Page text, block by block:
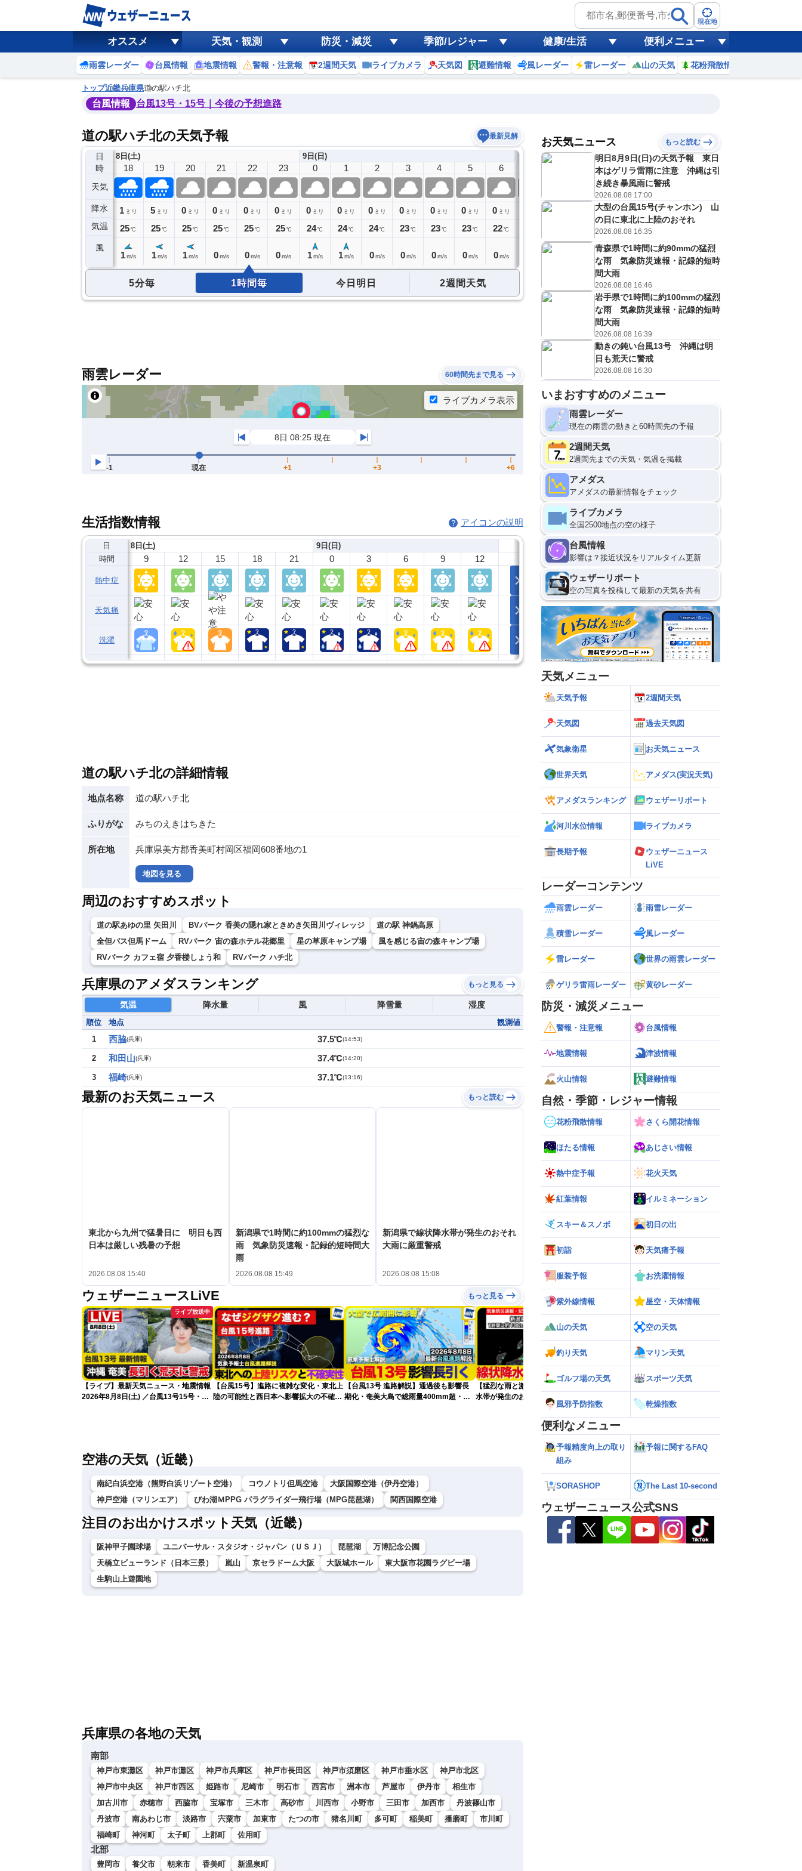
現在地
オススメ 天気・観測 防災・減災 季節/レジャー 健康/生活 便利メニュー
雨雲レーダー 台風情報 地震情報 警報・注意報 2週間天気 ライブカメラ 天気図 避難情報 風レーダー 雷レーダー 山の天気 花粉飛散情報
トップ近畿兵庫県道の駅ハチ北
台風情報 台風13号・15号｜今後の予想進路
道の駅ハチ北の天気予報 最新見解
日
時
天気
降水
気温
風
8日(土)
17
1ミリ
26℃
18
1 ミリ
25℃
1 m/s
19
5 ミリ
25℃
1 m/s
20
0 ミリ
25℃
1 m/s
21
0 ミリ
25℃
0 m/s
22
0 ミリ
25℃
0 m/s
23
0 ミリ
25 ℃
0m/s
9日(日)
0
0 ミリ
24℃
1 m/s
1
0 ミリ
24℃
1 m/s
2
0 ミリ
24℃
0 m/s
3
0 ミリ
23℃
0 m/s
4
0 ミリ
23℃
0 m/s
5
0 ミリ
23℃
0 m/s
6
0 ミリ
22℃
0 m/s
9
ミリ
℃
m/s
10
0ミリ
27℃
1m/s
11
0ミリ
28
1 m/s
12
0ミリ
1m/s
13
0ミリ
2 m/s
5分毎 1時間毎 今日明日 2週間天気
雨雲レーダー 60時間先まで見る
生活指数情報 アイコンの説明
日
時間
熱中症
天気痛
洗濯
8日(土)
9 12 15 18 21
9日(日)
0 3 6 9 12
道の駅ハチ北の詳細情報
地点名称 道の駅ハチ北
ふりがな みちのえきはちきた
所在地 兵庫県美方郡香美町村岡区福岡608番地の1
地図を見る
周辺のおすすめスポット
道の駅あゆの里 矢田川 BVパーク 香美の隠れ家ときめき矢田川ヴィレッジ
道の駅 神鍋高原
全但バス但馬ドーム
RVパーク 宙の森ホテル花郷里 星の草原キャンプ場
風を感じる宙の森キャンプ場
RVパーク カフェ宿 夕香楼しょう和
RVパーク ハチ北
兵庫県のアメダスランキング もっと見る
気温 降水量 風 降雪量 湿度
順位 地点
観測値
1
西脇(兵庫) 37.5℃(14:53)
2 和田山(兵庫) 37.4℃(14:20)
3 福崎(兵庫) 37.1℃(13:16)
最新のお天気ニュース もっと読む
東北から九州で猛暑日に 明日も西
日本は厳しい残暑の予想
2026.08.08 15:40
新潟県で1時間に約100mmの猛烈な
雨 気象防災速報・記録的短時間大
雨
2026.08.08 15:49
新潟県で線状降水帯が発生のおそれ
大雨に厳重警戒
2026.08.08 15:08
ウェザーニュースLiVE もっと見る
ライブ放送中
【ライブ】最新天気ニュース・地震情報
2026年8月8日(土) ／台風13号15号・ゲ
【台風15号】進路に複雑な変化・東北上
陸の可能性と西日本へ影響拡大の不確実
【台風13号 進路解説】通過後も影響長
期化・奄美大島で総雨量400mm超・高
【猛烈な雨と激しい雷雨】新潟は線状降
水帯が発生のおそれも＜気象防災速報・
【お盆と台風15号】台風は東北接近のお
それ 接近後はゲリラ雷雨の頻度高まる
空港の天気（近畿）
南紀白浜空港（熊野白浜リゾート空港） コウノトリ但馬空港
大阪国際空港（伊丹空港）
神戸空港（マリンエア）
びわ湖ＭPPG パラグライダー飛行場（MPG琵琶湖） 関西国際空港
注目のお出かけスポット天気（近畿）
阪神甲子園球場 ユニバーサル・スタジオ・ジャパン（ＵＳＪ） 琵琶湖
万博記念公園
天橋立ビューランド（日本三景）
嵐山 京セラドーム大阪 大阪城ホール
東大阪市花園ラグビー場
生駒山上遊園地
兵庫県の各地の天気
南部
神戸市東灘区 神戸市灘区 神戸市兵庫区 神戸市長田区 神戸市須磨区 神戸市垂水区
神戸市北区
神戸市中央区
神戸市西区 姫路市 尼崎市 明石市 西宮市 洲本市 芦屋市 伊丹市
相生市
加古川市
赤穂市 西脇市 宝塚市 三木市 高砂市 川西市 小野市 三田市 加西市
丹波篠山市
丹波市
南あわじ市 淡路市 宍粟市 加東市 たつの市 猪名川町 多可町 稲美町 播磨町
市川町
福崎町
神河町 太子町 上郡町 佐用町
北部
豊岡市 養父市 朝来市 香美町 新温泉町
お天気ニュース もっと読む
明日8月9日(日)の天気予報 東日
本はゲリラ雷雨に注意 沖縄は引
き続き暴風雨に警戒
2026.08.08 17:00
大型の台風15号(チャンホン) 山
の日に東北に上陸のおそれ
2026.08.08 16:35
青森県で1時間に約90mmの猛烈
な雨 気象防災速報・記録的短時
間大雨
2026.08.08 16:46
岩手県で1時間に約100mmの猛烈
な雨 気象防災速報・記録的短時
間大雨
2026.08.08 16:39
動きの鈍い台風13号 沖縄は明
日も荒天に警戒
2026.08.08 16:30
いまおすすめのメニュー
雨雲レーダー
現在の雨雲の動きと60時間先の予報
2週間天気
2週間先までの天気・気温を掲載
アメダス
アメダスの最新情報をチェック
ライブカメラ
全国2500地点の空の様子
台風情報
影響は？接近状況をリアルタイム更新
ウェザーリポート
空の写真を投稿して最新の天気を共有
天気メニュー
天気予報 2週間天気
天気図 過去天気図
気象衛星 お天気ニュース
世界天気 アメダス(実況天気)
アメダスランキング ウェザーリポート
河川水位情報 ライブカメラ
長期予報
ウェザーニュース
LiVE
レーダーコンテンツ
雨雲レーダー 雨雪レーダー
積雪レーダー 風レーダー
雷レーダー 世界の雨雲レーダー
ゲリラ雷雨レーダー 黄砂レーダー
防災・減災メニュー
警報・注意報 台風情報
地震情報 津波情報
火山情報 避難情報
自然・季節・レジャー情報
花粉飛散情報 さくら開花情報
ほたる情報 あじさい情報
熱中症予報 花火天気
紅葉情報 イルミネーション
スキー＆スノボ 初日の出
初詣 天気痛予報
服装予報 お洗濯情報
紫外線情報 星空・天体情報
山の天気 空の天気
釣り天気 マリン天気
ゴルフ場の天気 スポーツ天気
風邪予防指数 乾燥指数
便利なメニュー
予報精度向上の取り
組み
予報に関するFAQ
SORASHOP The Last 10-second
ウェザーニュース公式SNS